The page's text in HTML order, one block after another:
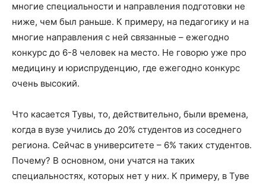
многие специальности и направления подготовки не
ниже, чем был раньше. К примеру, на педагогику и на
многие направления с ней связанные – ежегодно
конкурс до 6-8 человек на место. Не говорю уже про
медицину и юриспруденцию, где ежегодно конкурс
очень высокий.
Что касается Тувы, то, действительно, были времена,
когда в вузе учились до 20% студентов из соседнего
региона. Сейчас в университете – 6% таких студентов.
Почему? В основном, они учатся на таких
специальностях, которых нет у них. К примеру, в Туве